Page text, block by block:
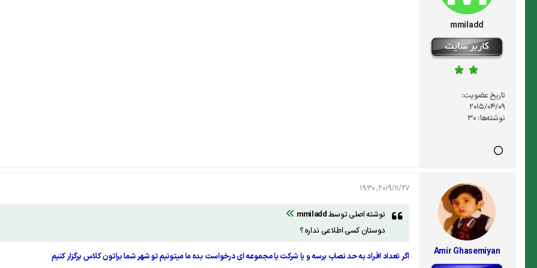
mmiladd
تاریخ عضویت:
2015/04/09
نوشته‌ها: 30
Amir Ghasemiyan
2019/11/27, 19:30
نوشته اصلی توسطmmiladd
دوستان کسی اطلاعی نداره ؟
اگر تعداد افراد به حد نصاب برسه و یا شرکت یا مجموعه ای درخواست بده ما میتونیم تو شهر شما براتون کلاس برگزار کنیم